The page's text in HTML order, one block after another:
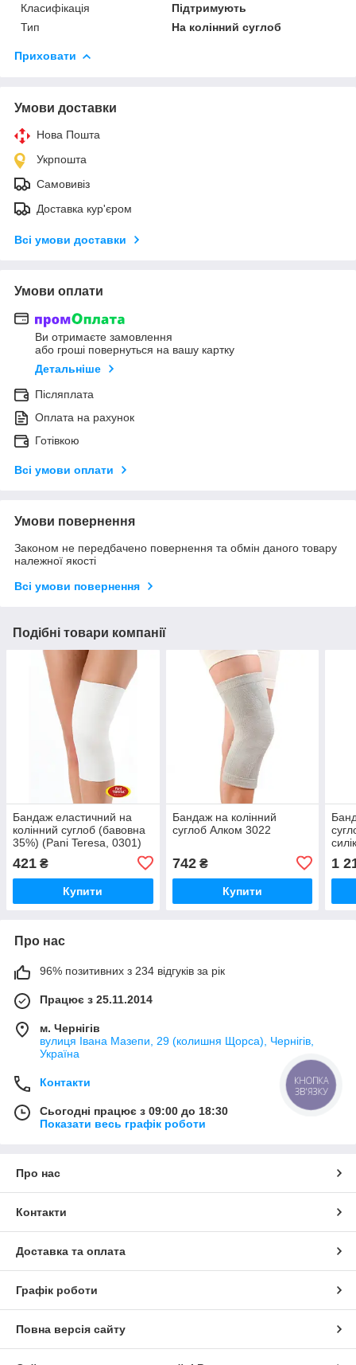
Класифікація
Підтримують
Тип
На колінний суглоб
Приховати
Умови доставки
Нова Пошта
Укрпошта
Самовивіз
Доставка кур'єром
Всі умови доставки
Умови оплати
Ви отримаєте замовлення
або гроші повернуться на вашу картку
Детальніше
Післяплата
Оплата на рахунок
Готівкою
Всі умови оплати
Умови повернення
Законом не передбачено повернення та обмін даного товару
належної якості
Всі умови повернення
Подібні товари компанії
Бандаж еластичний на
колінний суглоб (бавовна
35%) (Pani Teresa, 0301)
421 ₴
Купити
Бандаж на колінний
суглоб Алком 3022
742₴
Купити
1
Про нас
96% позитивних з 234 відгуків за рік
Працює з 25.11.2014
м. Чернігів
вулиця Івана Мазепи, 29 (колишня Щорса), Чернігів,
Україна
Контакти
Сьогодні працює з 09:00 до 18:30
Показати весь графік роботи
Про нас
Контакти
Доставка та оплата
Графік роботи
Повна версія сайту
КНОПКА
ЗВ'ЯЗКУ